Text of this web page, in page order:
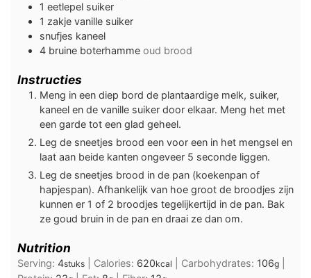
1 eetlepel suiker
1 zakje vanille suiker
snufjes kaneel
4 bruine boterhamme oud brood
Instructies
Meng in een diep bord de plantaardige melk, suiker,
kaneel en de vanille suiker door elkaar. Meng het met
een garde tot een glad geheel.
Leg de sneetjes brood een voor een in het mengsel en
laat aan beide kanten ongeveer 5 seconde liggen.
Leg de sneetjes brood in de pan (koekenpan of
hapjespan). Afhankelijk van hoe groot de broodjes zijn
kunnen er 1 of 2 broodjes tegelijkertijd in de pan. Bak
ze goud bruin in de pan en draai ze dan om.
Nutrition
Serving: 4stuks Calories: 620kcal Carbohydrates: 106g